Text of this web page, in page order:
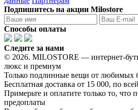
Подпишитесь на акции Milostore
Способы оплаты
Следите за нами
© 2026. MILOSTORE — интернет-
люкс и премиум
Только подлинные вещи от любимых
Бесплатная доставка от 15 000, по
Примерьте и оплатите только то, что
предоплаты